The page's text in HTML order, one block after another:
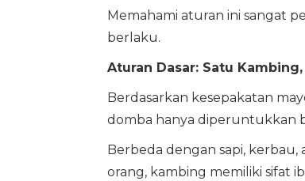
Memahami aturan ini sangat
berlaku.
Aturan Dasar: Satu
Berdasarkan kesepakatan
domba hanya diperuntukkan
Berbeda dengan sapi,
orang, kambing memiliki sifat